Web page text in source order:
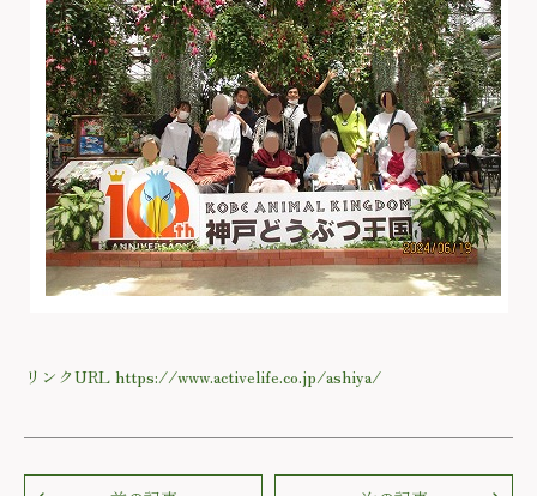
リンクURL https://www.activelife.co.jp/ashiya/